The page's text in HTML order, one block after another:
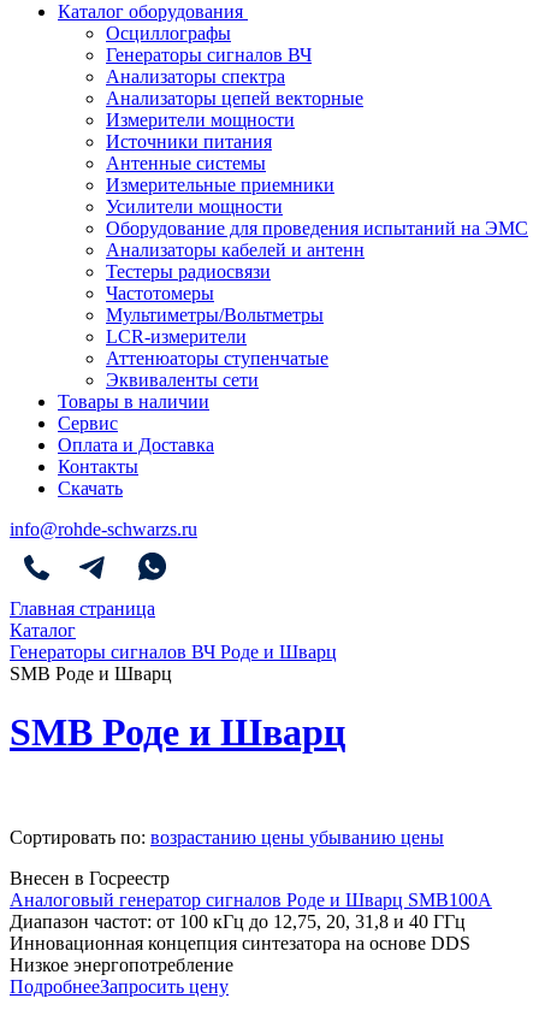
Каталог оборудования
Осциллографы
Генераторы сигналов ВЧ
Анализаторы спектра
Анализаторы цепей векторные
Измерители мощности
Источники питания
Антенные системы
Измерительные приемники
Усилители мощности
Оборудование для проведения испытаний на ЭМС
Анализаторы кабелей и антенн
Тестеры радиосвязи
Частотомеры
Мультиметры/Вольтметры
LCR-измерители
Аттенюаторы ступенчатые
Эквиваленты сети
Товары в наличии
Сервис
Оплата и Доставка
Контакты
Скачать
info@rohde-schwarzs.ru
Главная страница
Каталог
Генераторы сигналов ВЧ Роде и Шварц
SMB Роде и Шварц
SMB Роде и Шварц
Сортировать по: возрастанию цены убыванию цены
Внесен в Госреестр
Аналоговый генератор сигналов Роде и Шварц SMB100A
Диапазон частот: от 100 кГц до 12,75, 20, 31,8 и 40 ГГц
Инновационная концепция синтезатора на основе DDS
Низкое энергопотребление
ПодробнееЗапросить цену